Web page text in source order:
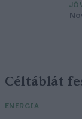
Céltáblát
ENERGIA